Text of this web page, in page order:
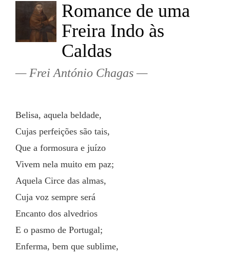
Romance de uma
Freira Indo às
Caldas
Frei António Chagas
Belisa, aquela beldade,
Cujas perfeições são tais,
Que a formosura e juízo
Vivem nela muito em paz;
Aquela Circe das almas,
Cuja voz sempre será
Encanto dos alvedrios
E o pasmo de Portugal;
Enferma, bem que sublime,